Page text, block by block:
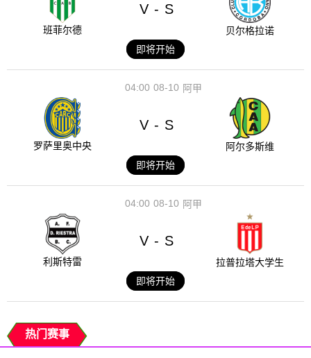
班菲尔德
V - S
贝尔格拉诺
即将开始
08-10
04:00 阿甲
罗萨里奥中央
V - S
阿尔多斯维
即将开始
08-10
04:00 阿甲
利斯特雷
V - S
拉普拉塔大学生
即将开始
热门赛事